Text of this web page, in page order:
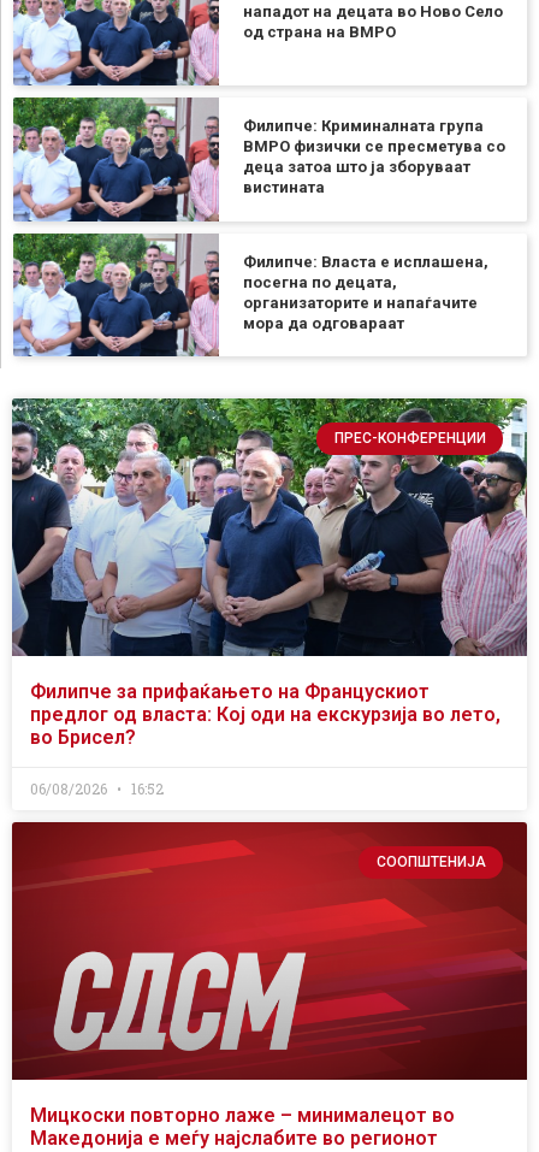
нападот на децата во Ново Село
од страна на ВМРО
Филипче: Криминалната група
ВМРО физички се пресметува со
деца затоа што ја зборуваат
вистината
Филипче: Власта е исплашена,
посегна по децата,
организаторите и напаѓачите
мора да одговараат
ПРЕС-КОНФЕРЕНЦИИ
Филипче за прифаќањето на Францускиот
предлог од власта: Кој оди на екскурзија во лето,
во Брисел?
06/08/2026 16:52
СООПШТЕНИЈА
Мицкоски повторно лаже – минималецот во
Македонија е меѓу најслабите во регионот